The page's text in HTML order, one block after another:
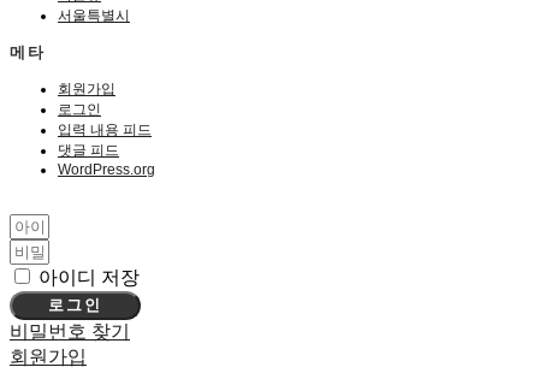
서울특별시
메타
회원가입
로그인
입력 내용 피드
댓글 피드
WordPress.org
아이디 저장
로그인
비밀번호 찾기
회원가입